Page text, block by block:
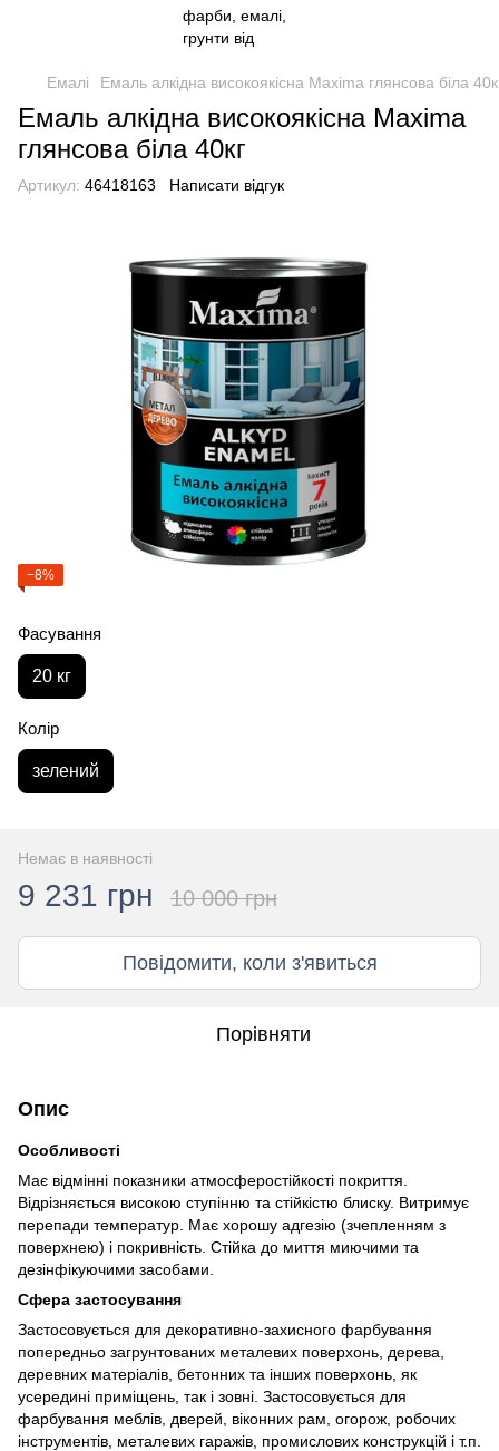
Емалі Емаль алкідна високоякісна Maxima глянсова біла
Емаль алкідна високоякісна Maxima
глянсова біла 40кг
Артикул: 46418163 Написати відгук
−8%
Фасування
20 кг
Колір
зелений
Немає в наявності
9 231 грн 10 000 грн
Повідомити, коли з'явиться
Порівняти
Опис
Особливості
Має відмінні показники атмосферостійкості покриття.
Відрізняється високою ступінню та стійкістю блиску. Витримує
перепади температур. Має хорошу адгезію (зчепленням з
поверхнею) і покривність. Стійка до миття миючими та
дезінфікуючими засобами.
Сфера застосування
Застосовується для декоративно-захисного фарбування
попередньо загрунтованих металевих поверхонь, дерева,
деревних матеріалів, бетонних та інших поверхонь, як
усередині приміщень, так і зовні. Застосовується для
фарбування меблів, дверей, віконних рам, огорож, робочих
інструментів, металевих гаражів, промислових конструкцій і т.п.